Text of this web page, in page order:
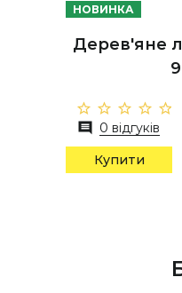
НОВИНКА
Дерев'яне
0 відгуків
Купити